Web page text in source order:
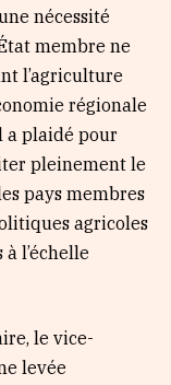
nécessité
membre ne
l’agriculture
régionale
a plaidé pour
pleinement le
pays membres
agricoles
l’échelle
le vice-
levée